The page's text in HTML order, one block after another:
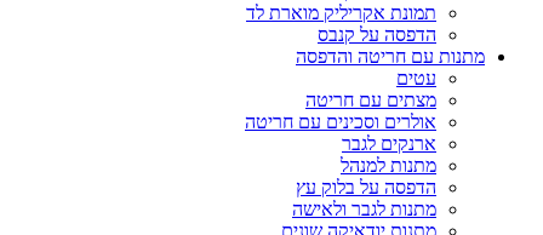
תמונת אקריליק מוארת לד
הדפסה על קנבס
מתנות עם חריטה והדפסה
עטים
מצתים עם חריטה
אולרים וסכינים עם חריטה
ארנקים לגבר
מתנות למנהל
הדפסה על בלוק עץ
מתנות לגבר ולאישה
מתנות יודאיקה שונים